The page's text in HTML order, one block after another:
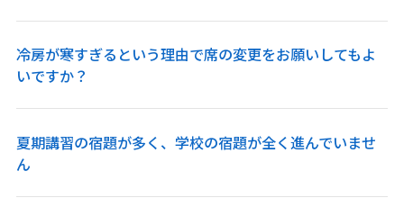
冷房が寒すぎるという理由で席の変更をお願いしてもよ
いですか？
夏期講習の宿題が多く、学校の宿題が全く進んでいませ
ん